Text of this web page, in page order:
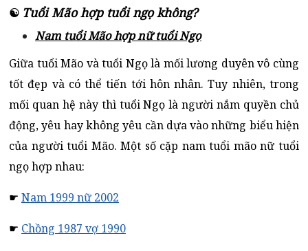
☯ Tuổi Mão hợp tuổi ngọ không?
Nam tuổi Mão hợp nữ tuổi Ngọ
Giữa tuổi Mão và tuổi Ngọ là mối lương duyên vô cùng
tốt đẹp và có thể tiến tới hôn nhân. Tuy nhiên, trong
mối quan hệ này thì tuổi Ngọ là người nắm quyền chủ
động, yêu hay không yêu cần dựa vào những biểu hiện
của người tuổi Mão. Một số cặp nam tuổi mão nữ tuổi
ngọ hợp nhau:
☛ Nam 1999 nữ 2002
☛ Chồng 1987 vợ 1990